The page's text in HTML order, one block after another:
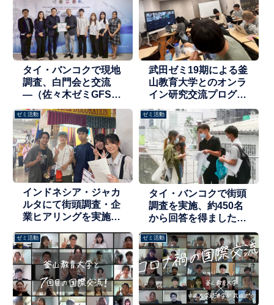
タイ・バンコクで現地
調査、白門会と交流
―（佐々木ゼミGFS活
動報告）
武田ゼミ19期による釜
山教育大学とのオンラ
イン研究交流プログラ
ムレポート
ゼミ活動
インドネシア・ジャカ
ルタにて街頭調査・企
業ヒアリングを実施
ゼミ活動
タイ・バンコクで街頭
調査を実施、約450名
から回答を得ました
ー佐々木創ゼミ
ゼミ活動 ゼミ活動